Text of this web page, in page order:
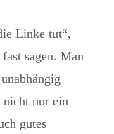
Linke tut“,
sagen. Man
nicht nur ein
gutes